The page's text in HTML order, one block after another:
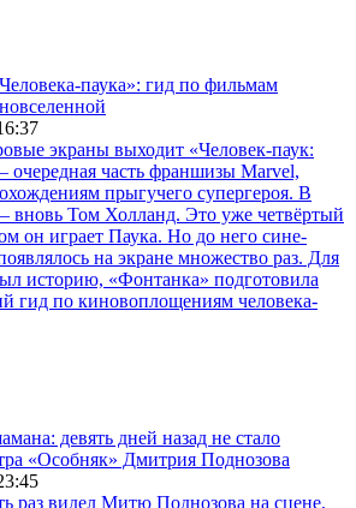
паука»: гид по фильмам
экраны выходит «Человек-паук:
часть франшизы Marvel,
прыгучего супергероя. В
вновь Том Холланд. Это уже четвёртый
он играет Паука. Но до него сине-
на экране множество раз. Для
историю, «Фонтанка» подготовила
гид по киновоплощениям человека-
девять дней назад не стало
«Особняк» Дмитрия Поднозова
раз видел Митю Поднозова на сцене,